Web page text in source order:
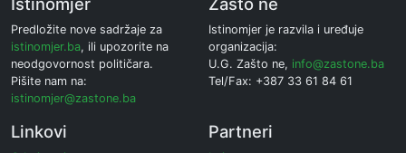
Predložite nove sadržaje za
istinomjer.ba, ili upozorite na
neodgovornost političara.
Pišite nam na:
istinomjer@zastone.ba
Istinomjer je razvila i uređuje
organizacija:
U.G. Zašto ne, info@zastone.ba
Tel/Fax: +387 33 61 84 61
Linkovi Partneri